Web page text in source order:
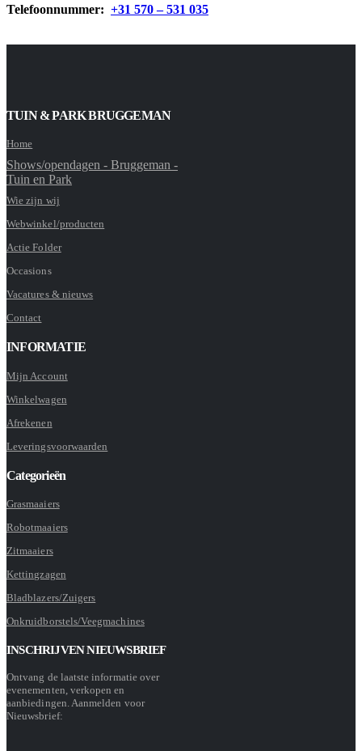
Telefoonnummer: +31 570 – 531 035
TUIN & PARK BRUGGEMAN
Home
Shows/opendagen - Bruggeman -
Tuin en Park
Wie zijn wij
Webwinkel/producten
Actie Folder
Occasions
Vacatures & nieuws
Contact
INFORMATIE
Mijn Account
Winkelwagen
Afrekenen
Leveringsvoorwaarden
Categorieën
Grasmaaiers
Robotmaaiers
Zitmaaiers
Kettingzagen
Bladblazers/Zuigers
Onkruidborstels/Veegmachines
INSCHRIJVEN NIEUWSBRIEF
Ontvang de laatste informatie over
evenementen, verkopen en
aanbiedingen. Aanmelden voor
Nieuwsbrief: